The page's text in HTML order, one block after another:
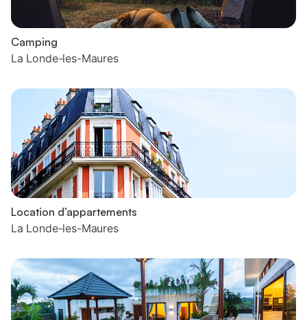
Camping
La Londe-les-Maures
Location d’appartements
La Londe-les-Maures